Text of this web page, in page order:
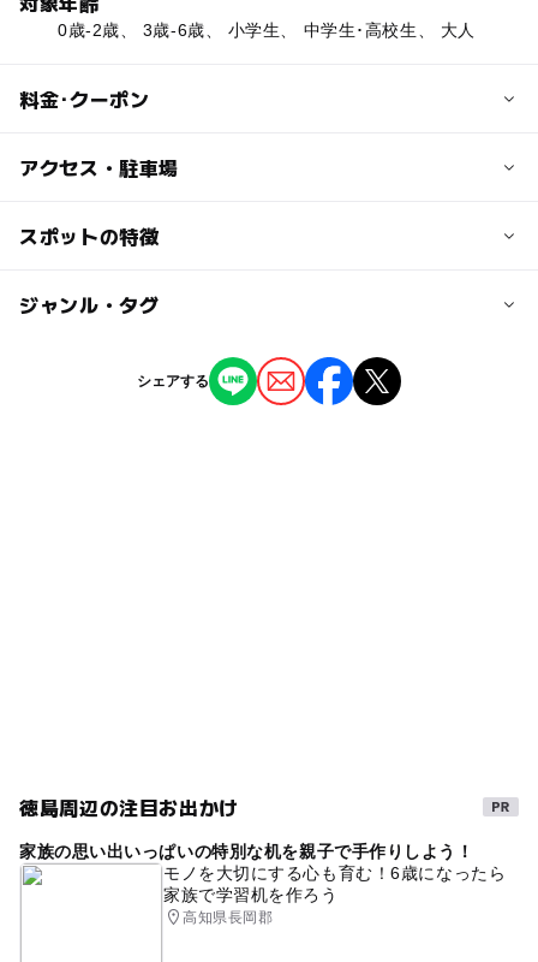
0歳-2歳、 3歳-6歳、 小学生、 中学生･高校生、 大人
料金･クーポン
子供の料金
アクセス・駐車場
交通アクセス
スポットの特徴
駐車場あり ー
ー 託児所
ジャンル・タグ
植物園・フラワーパーク
シェアする
徳島周辺の注目お出かけ
家族の思い出いっぱいの特別な机を親子で手作りしよう！
モノを大切にする心も育む！6歳になったら
家族で学習机を作ろう
高知県長岡郡